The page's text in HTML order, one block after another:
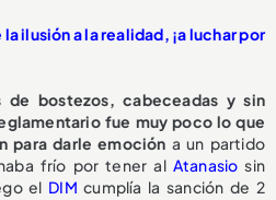
ilusión a la realidad, ¡a luchar por
de bostezos, cabeceadas y sin
fue muy poco lo que
para darle emoción a un partido
frío por tener al Atanasiosin
el DIMcumplía la sanción de 2